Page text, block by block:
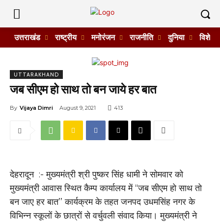
उत्तराखंड राष्ट्रीय मनोरंजन राजनीति दुनिया विशेष
UTTARAKHAND
जब सीएम हो साथ तो बन जाये हर बात
By Vijaya Dimri August 9, 2021 413
देहरादून :- मुख्यमंत्री श्री पुष्कर सिंह धामी ने सोमवार को
मुख्यमंत्री आवास स्थित कैम्प कार्यालय में ‘‘जब सीएम हो साथ तो
बन जाए हर बात’’ कार्यक्रम के तहत जनपद उधमसिंह नगर के
विभिन्न स्कूलों के छात्रों से वर्चुवली संवाद किया। मुख्यमंत्री ने